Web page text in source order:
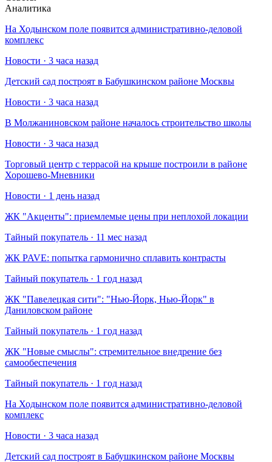
Аналитика
На Ходынском поле появится административно-деловой
комплекс
Новости · 3 часа назад
Детский сад построят в Бабушкинском районе Москвы
Новости · 3 часа назад
В Молжаниновском районе началось строительство школы
Новости · 3 часа назад
Торговый центр с террасой на крыше построили в районе
Хорошево-Мневники
Новости · 1 день назад
​ЖК "Акценты": приемлемые цены при неплохой локации
Тайный покупатель · 11 мес назад
​ЖК PAVE: попытка гармонично сплавить контрасты
Тайный покупатель · 1 год назад
​ЖК "Павелецкая сити": "Нью-Йорк, Нью-Йорк" в
Даниловском районе
Тайный покупатель · 1 год назад
​ЖК "Новые смыслы": стремительное внедрение без
самообеспечения
Тайный покупатель · 1 год назад
На Ходынском поле появится административно-деловой
комплекс
Новости · 3 часа назад
Детский сад построят в Бабушкинском районе Москвы